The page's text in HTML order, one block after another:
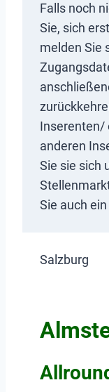
Falls noch
Sie, sich
melden Sie
Inserenten/
anderen
Sie sie sich
Sie auch
Salzburg